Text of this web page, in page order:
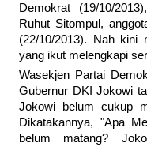
Demokrat (19/10/
Ruhut Sitompul,
(22/10/2013). Nah kini
yang ikut melengkapi
Wasekjen Partai
Gubernur DKI Jokowi
Jokowi belum cukup
Dikatakannya, "Apa
belum matang?